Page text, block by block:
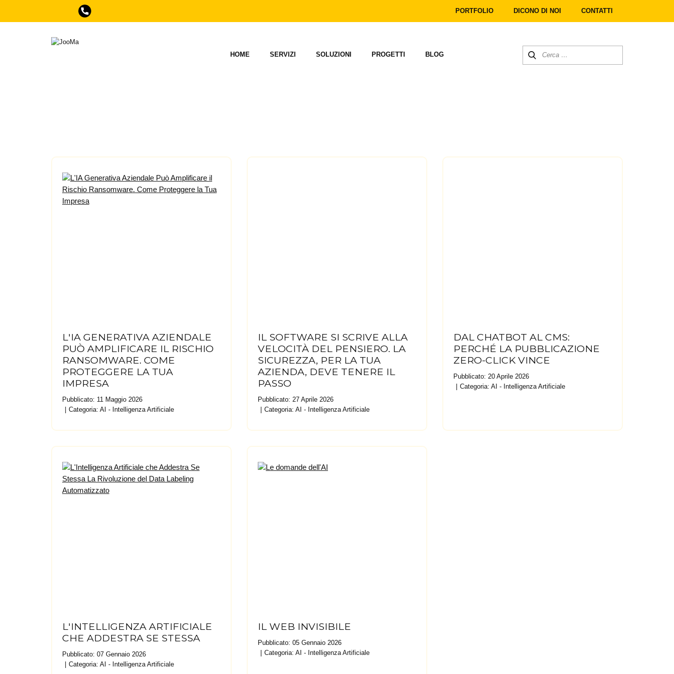
PORTFOLIO DICONO DI NOI CONTATTI
HOME SERVIZI SOLUZIONI PROGETTI BLOG
L'IA GENERATIVA AZIENDALE
PUÒ AMPLIFICARE IL RISCHIO
RANSOMWARE. COME
PROTEGGERE LA TUA
IMPRESA
Pubblicato: 11 Maggio 2026
Categoria: AI - Intelligenza Artificiale
IL SOFTWARE SI SCRIVE ALLA
VELOCITÀ DEL PENSIERO. LA
SICUREZZA, PER LA TUA
AZIENDA, DEVE TENERE IL
PASSO
Pubblicato: 27 Aprile 2026
Categoria: AI - Intelligenza Artificiale
DAL CHATBOT AL CMS:
PERCHÉ LA PUBBLICAZIONE
ZERO-CLICK VINCE
Pubblicato: 20 Aprile 2026
Categoria: AI - Intelligenza Artificiale
L'INTELLIGENZA ARTIFICIALE
CHE ADDESTRA SE STESSA
Pubblicato: 07 Gennaio 2026
Categoria: AI - Intelligenza Artificiale
IL WEB INVISIBILE
Pubblicato: 05 Gennaio 2026
Categoria: AI - Intelligenza Artificiale